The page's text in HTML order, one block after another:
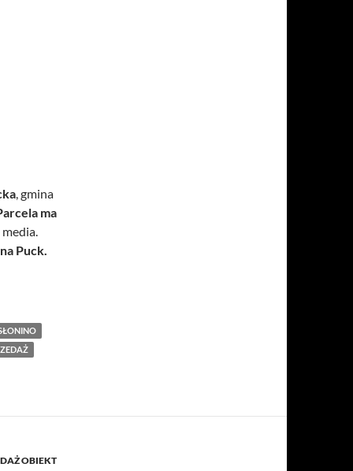
, gmina
ma
Puck.
Pucka
OBIEKT